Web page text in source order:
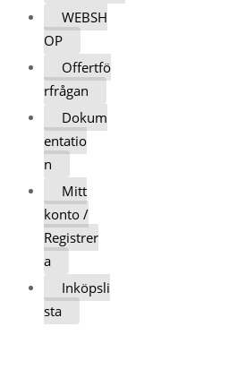
WEBSH
OP
Offertfö
rfrågan
Dokum
entatio
n
Mitt
konto /
Registrer
a
Inköpsli
sta